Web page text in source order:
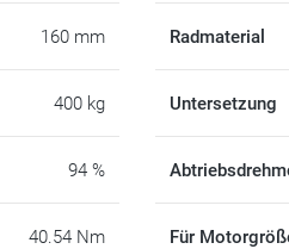
160 mm
400 kg
94 %
40.54 Nm
Radmaterial
Untersetzung
Für